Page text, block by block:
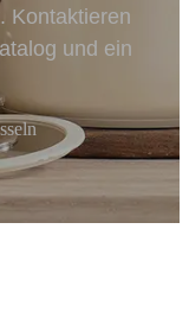
Kontaktieren
und ein